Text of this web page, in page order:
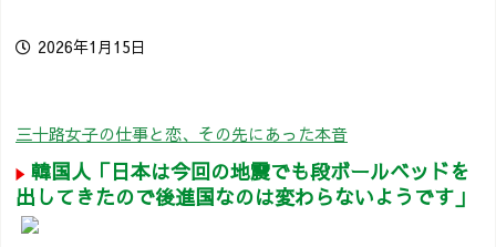
2026年1月15日
三十路女子の仕事と恋、その先にあった本音
韓国人「日本は今回の地震でも段ボールベッドを
出してきたので後進国なのは変わらないようです」